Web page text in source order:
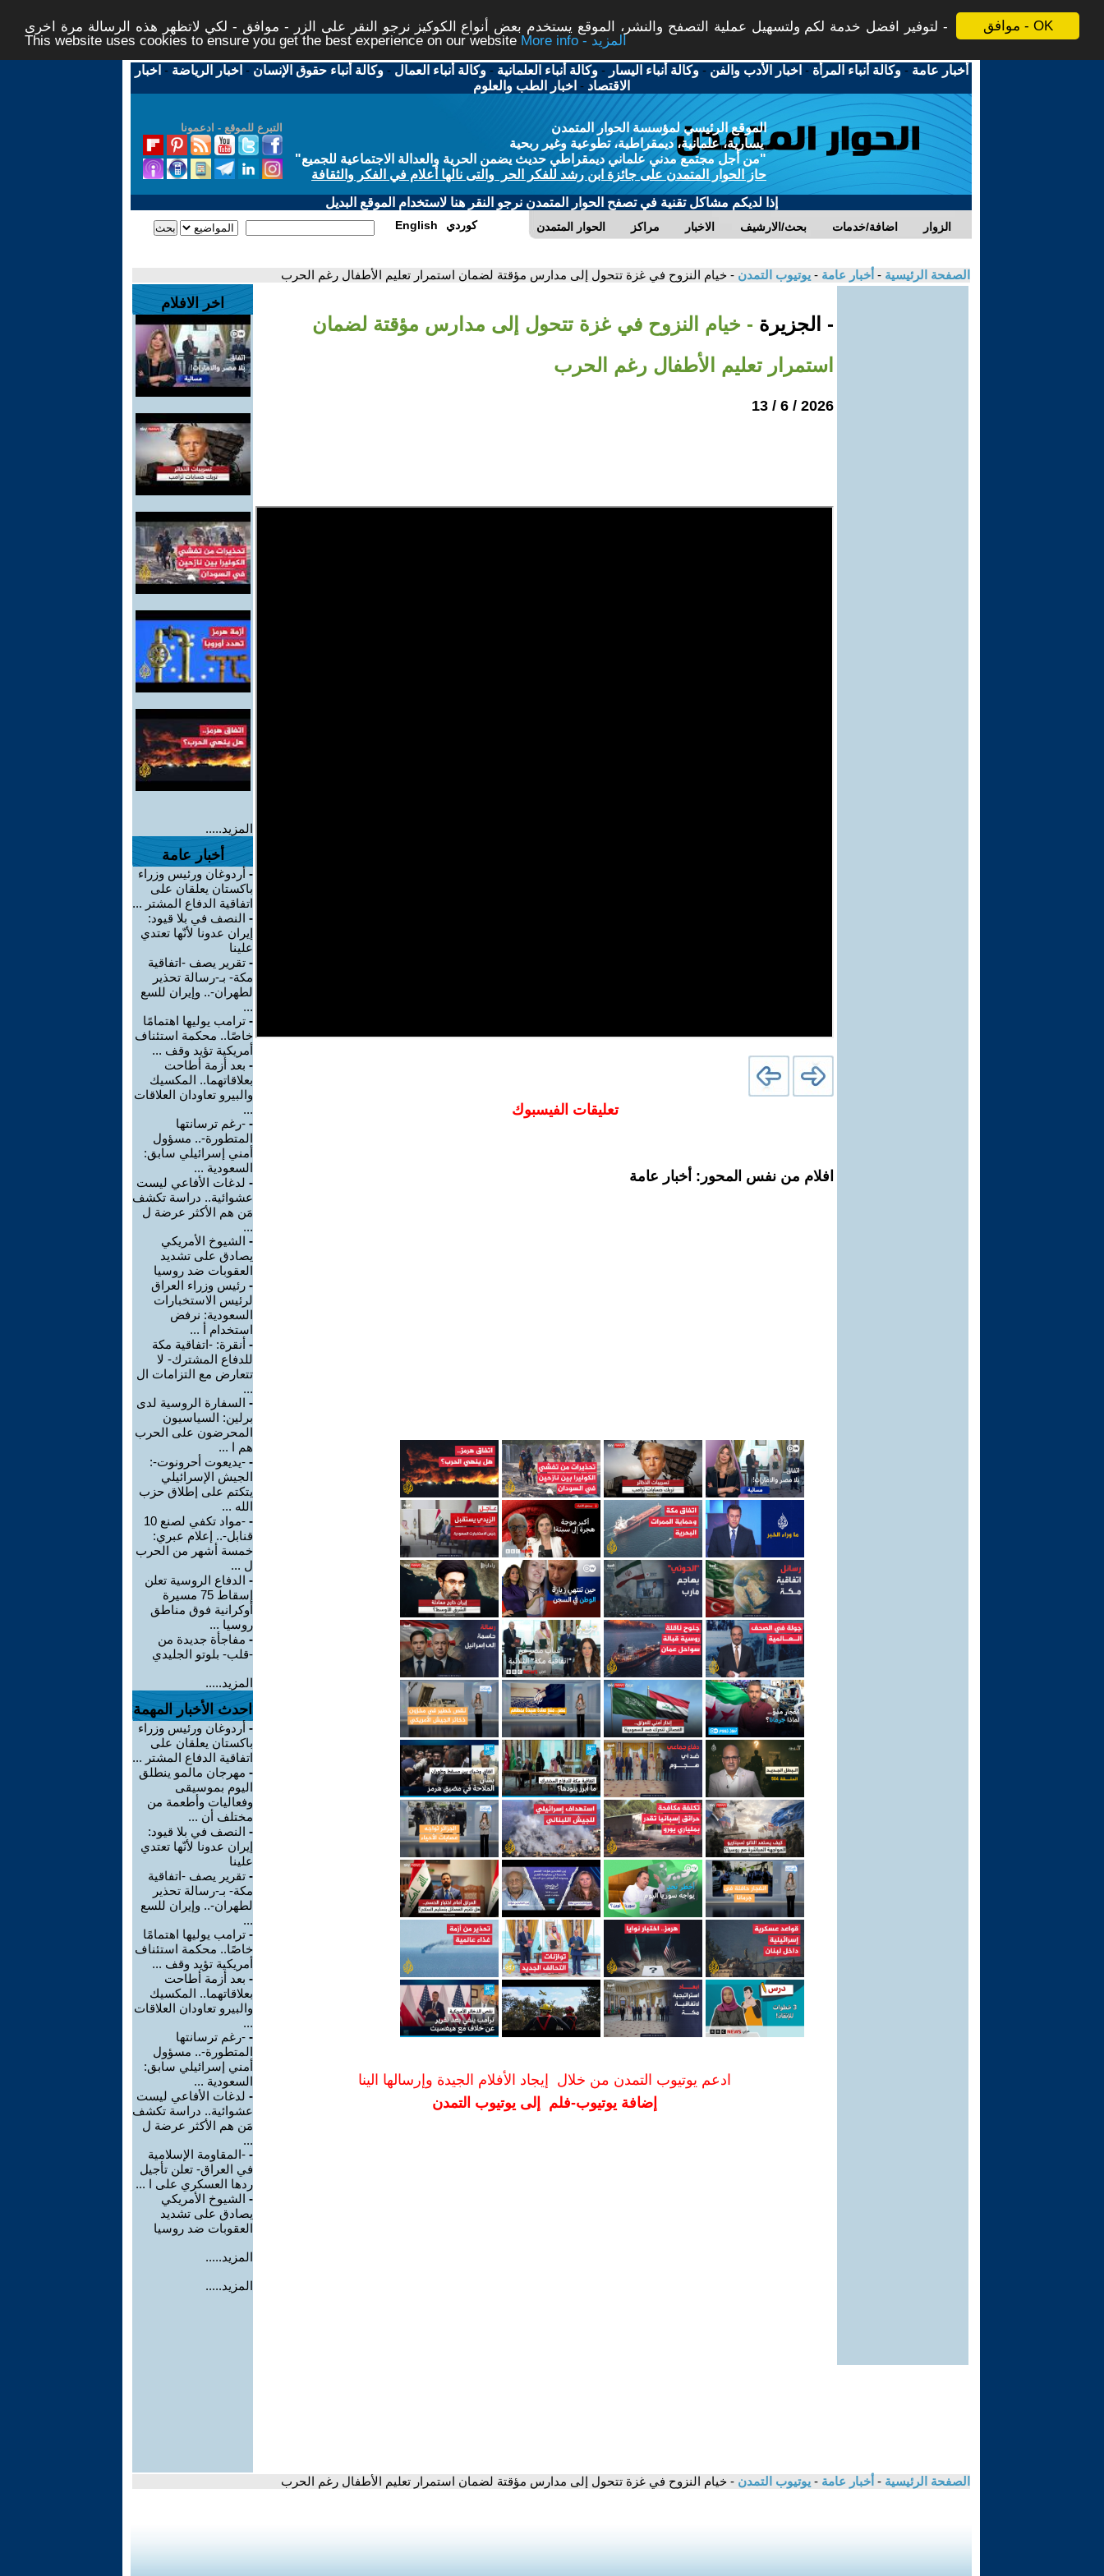
موافق - OK
لتوفير افضل خدمة لكم ولتسهيل عملية التصفح والنشر، الموقع يستخدم بعض أنواع الكوكيز نرجو النقر على الزر - موافق - لكي لاتظهر هذه الرسالة مرة اخرى -
This website uses cookies to ensure you get the best experience on our website
More info - المزيد
أخبار عامة -وكالة أنباء المرأة - اخبار الأدب والفن -وكالة أنباء اليسار -وكالة أنباء العلمانية -وكالة أنباء العمال -وكالة أنباء حقوق الإنسان - اخبار الرياضة - اخبار
الاقتصاد - اخبار الطب والعلوم
التبرع للموقع - ادعمونا
الموقع الرئيسي لمؤسسة الحوار المتمدن
يسارية، علمانية، ديمقراطية، تطوعية وغير ربحية
"من أجل مجتمع مدني علماني ديمقراطي حديث يضمن الحرية والعدالة الاجتماعية للجميع"
حاز الحوار المتمدن على جائزة ابن رشد للفكر الحر والتى نالها أعلام في الفكر والثقافة
إذا لديكم مشاكل تقنية في تصفح الحوار المتمدن نرجو النقر هنا لاستخدام الموقع البديل
الحوار المتمدن مراكز الاخبار بحث/الارشيف اضافة/خدمات الزوار English كوردي
الصفحة الرئيسية - أخبار عامة - يوتيوب التمدن - خيام النزوح في غزة تتحول إلى مدارس مؤقتة لضمان استمرار تعليم الأطفال رغم الحرب
- الجزيرة - خيام النزوح في غزة تتحول إلى مدارس مؤقتة لضمان
استمرار تعليم الأطفال رغم الحرب
2026 / 6 / 13
تعليقات الفيسبوك
افلام من نفس المحور: أخبار عامة
ادعم يوتيوب التمدن من خلال إيجاد الأفلام الجيدة وإرسالها الينا
إضافة يوتيوب-فلم إلى يوتيوب التمدن
اخر الافلام
المزيد.....
أخبار عامة
- أردوغان ورئيس وزراء
باكستان يعلقان على
اتفاقية الدفاع المشتر ...
- النصف في بلا قيود:
إيران عدونا لأنّها تعتدي
علينا
- تقرير يصف -اتفاقية
مكة- بـ-رسالة تحذير
لطهران-.. وإيران للسع
...
- ترامب يوليها اهتمامًا
خاصًا.. محكمة استئناف
أمريكية تؤيد وقف ...
- بعد أزمة أطاحت
بعلاقاتهما.. المكسيك
والبيرو تعاودان العلاقات
...
- -رغم ترسانتها
المتطورة-.. مسؤول
أمني إسرائيلي سابق:
السعودية ...
- لدغات الأفاعي ليست
عشوائية.. دراسة تكشف
مَن هم الأكثر عرضة ل
...
- الشيوخ الأمريكي
يصادق على تشديد
العقوبات ضد روسيا
- رئيس وزراء العراق
لرئيس الاستخبارات
السعودية: نرفض
استخدام أ ...
- أنقرة: -اتفاقية مكة
للدفاع المشترك- لا
تتعارض مع التزامات ال
...
- السفارة الروسية لدى
برلين: السياسيون
المحرضون على الحرب
هم ا ...
- -يديعوت أحرونوت-:
الجيش الإسرائيلي
يتكتم على إطلاق حزب
الله ...
-
-مواد تكفي لصنع 10
قنابل-.. إعلام عبري:
خمسة أشهر من الحرب
ل ...
- الدفاع الروسية تعلن
إسقاط 75 مسيرة
أوكرانية فوق مناطق
روسيا ...
- مفاجأة جديدة من
-قلب- بلوتو الجليدي
المزيد.....
احدث الأخبار المهمة
- أردوغان ورئيس وزراء
باكستان يعلقان على
اتفاقية الدفاع المشتر ...
- مهرجان مالمو ينطلق
اليوم بموسيقى
وفعاليات وأطعمة من
مختلف أن ...
- النصف في بلا قيود:
إيران عدونا لأنّها تعتدي
علينا
- تقرير يصف -اتفاقية
مكة- بـ-رسالة تحذير
لطهران-.. وإيران للسع
...
- ترامب يوليها اهتمامًا
خاصًا.. محكمة استئناف
أمريكية تؤيد وقف ...
- بعد أزمة أطاحت
بعلاقاتهما.. المكسيك
والبيرو تعاودان العلاقات
...
- -رغم ترسانتها
المتطورة-.. مسؤول
أمني إسرائيلي سابق:
السعودية ...
- لدغات الأفاعي ليست
عشوائية.. دراسة تكشف
مَن هم الأكثر عرضة ل
...
- -المقاومة الإسلامية
في العراق- تعلن تأجيل
ردها العسكري على ا ...
- الشيوخ الأمريكي
يصادق على تشديد
العقوبات ضد روسيا
المزيد.....
المزيد.....
الصفحة الرئيسية - أخبار عامة - يوتيوب التمدن - خيام النزوح في غزة تتحول إلى مدارس مؤقتة لضمان استمرار تعليم الأطفال رغم الحرب